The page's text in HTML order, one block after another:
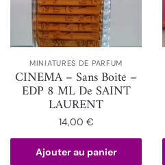
MINIATURES DE PARFUM
CINEMA – Sans Boite –
EDP 8 ML De SAINT
LAURENT
14,00 €
Ajouter au panier